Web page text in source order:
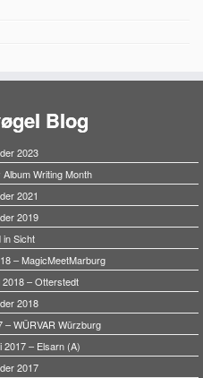
Blog
2023
Writing Month
2021
2019
in Sicht
– MagicMeetMarburg
– Otterstedt
2018
– WÜRVAR Würzburg
2017 – Elsarn (A)
2017